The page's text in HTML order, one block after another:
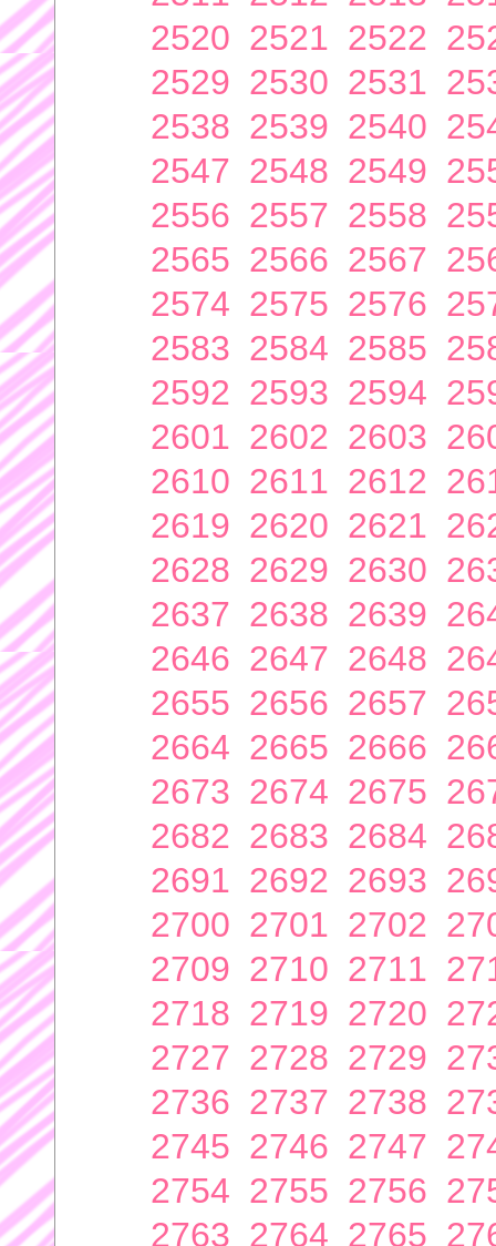
2520 2521 2522
2529 2530 2531
2538 2539 2540
2547 2548 2549
2556 2557 2558
2565 2566 2567
2574 2575 2576
2583 2584 2585
2592 2593 2594
2601 2602 2603
2610 2611 2612
2619 2620 2621
2628 2629 2630
2637 2638 2639
2646 2647 2648
2655 2656 2657
2664 2665 2666
2673 2674 2675
2682 2683 2684
2691 2692 2693
2700 2701 2702
2709 2710 2711
2718 2719 2720
2727 2728 2729
2736 2737 2738
2745 2746 2747
2754 2755 2756
2763 2764 2765